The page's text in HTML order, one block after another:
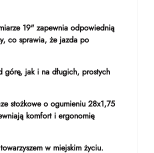
19" zapewnia odpowiednią
co sprawia, że jazda po
górę, jak i na długich, prostych
stożkowe o ogumieniu 28x1,75
komfort i ergonomię
w miejskim życiu.